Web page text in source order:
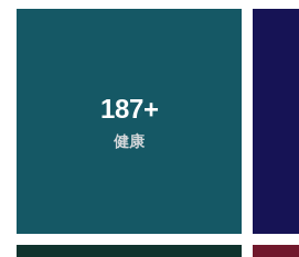
187+
健康